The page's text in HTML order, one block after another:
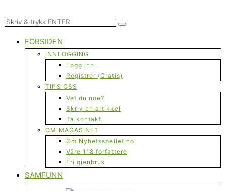
FORSIDEN
INNLOGGING
Logg inn
Registrer (Gratis)
TIPS OSS
Vet du noe?
Skriv en artikkel
Ta kontakt
OM MAGASINET
Om Nyhetsspeilet.no
Våre 118 forfattere
Fri gjenbruk
SAMFUNN